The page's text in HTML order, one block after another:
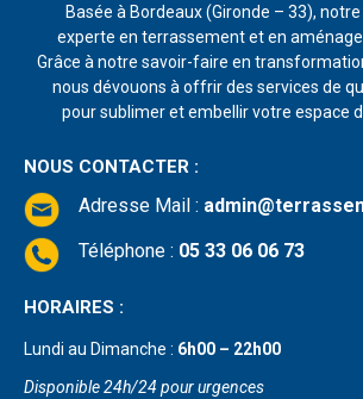
Basée à Bordeaux (Gironde – 33),
experte en terrassement et en
Grâce à notre savoir-faire en
nous dévouons à offrir des services de
pour sublimer et embellir votre espace
NOUS CONTACTER :
Adresse Mail :
Téléphone : 05 33 06 06 73
HORAIRES :
Lundi au Dimanche : 6h00 – 22h00
Disponible 24h/24 pour urgences